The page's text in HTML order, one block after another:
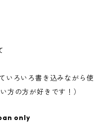
いろいろ書き込みながら使
方の方が好きです！）
only